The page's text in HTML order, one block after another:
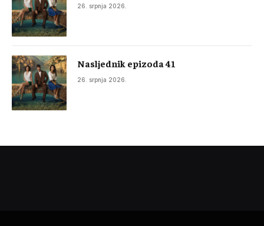
26. srpnja 2026.
Nasljednik epizoda 41
26. srpnja 2026.